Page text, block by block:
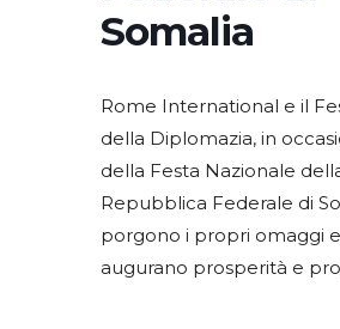
Somalia
Rome International e il
della Diplomazia, in
della Festa Nazionale
Repubblica Federale di
porgono i propri omaggi e
augurano prosperità e